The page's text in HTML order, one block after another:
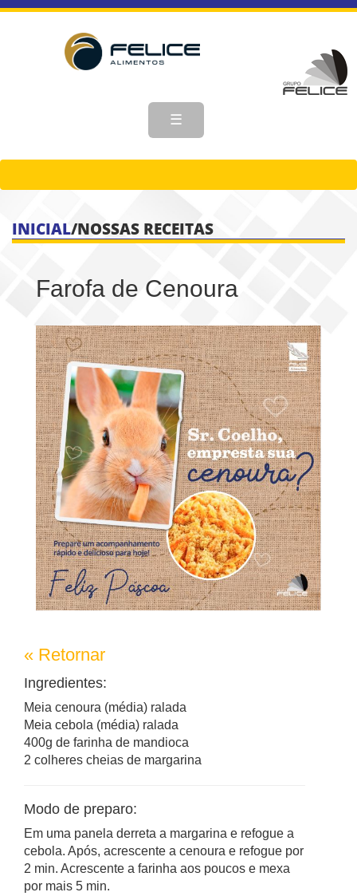
☰
INICIAL/NOSSAS RECEITAS
Farofa de Cenoura
« Retornar
Ingredientes:
Meia cenoura (média) ralada
Meia cebola (média) ralada
400g de farinha de mandioca
2 colheres cheias de margarina
Modo de preparo:
Em uma panela derreta a margarina e refogue a
cebola. Após, acrescente a cenoura e refogue por
2 min. Acrescente a farinha aos poucos e mexa
por mais 5 min.